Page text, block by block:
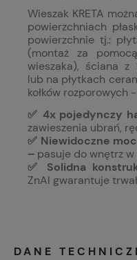
Wieszak KRETA
powierzchniach
powierzchnie tj.: p
(montaż za
wieszaka), ściana z
lub na płytkach
kołków rozporowych
✅ 4x pojedynczy
zawieszenia ubrań,
✅ Niewidoczne
– pasuje do wnętrz
✅ Solidna
ZnAl gwarantuje
DANE